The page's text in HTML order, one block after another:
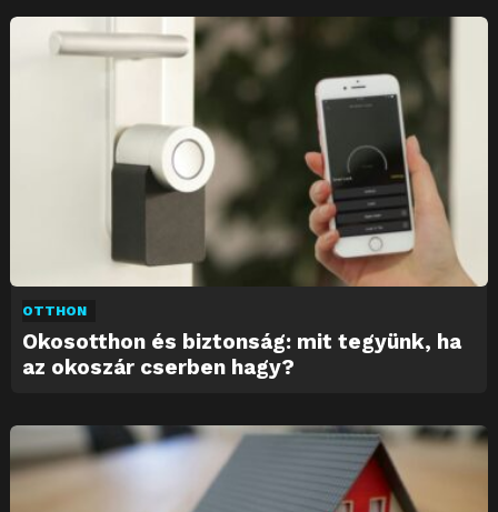
OTTHON
Okosotthon és biztonság: mit tegyünk, ha
az okoszár cserben hagy?